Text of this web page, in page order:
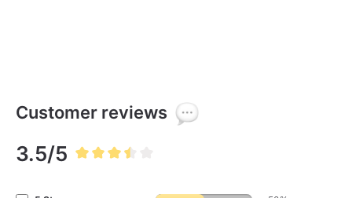
Customer reviews
3.5/5